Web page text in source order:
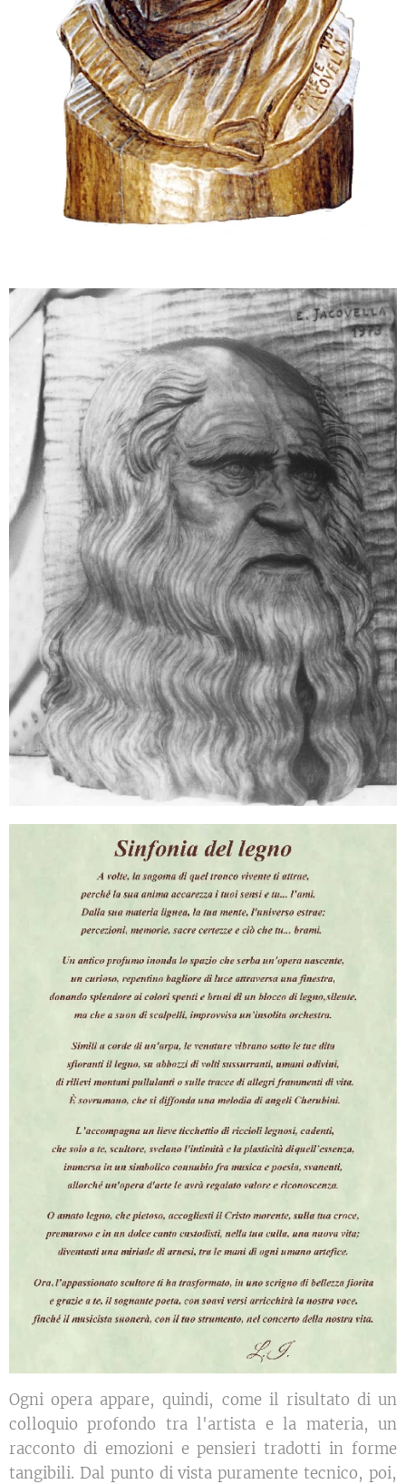
Ogni opera appare, quindi, come il risultato di un
colloquio profondo tra l'artista e la materia, un
racconto di emozioni e pensieri tradotti in forme
tangibili. Dal punto di vista puramente tecnico, poi,